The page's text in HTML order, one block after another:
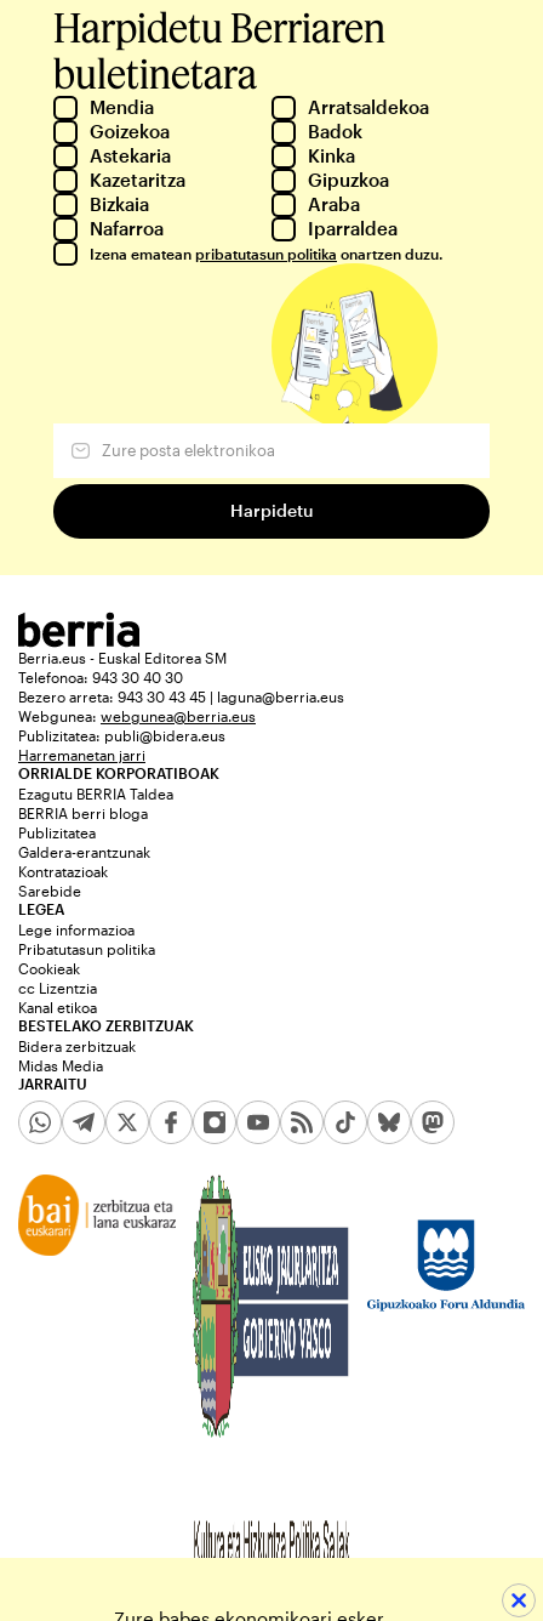
Harpidetu Berriaren
buletinetara
Mendia
Arratsaldekoa
Goizekoa
Badok
Astekaria
Kinka
Kazetaritza
Gipuzkoa
Bizkaia
Araba
Nafarroa
Iparraldea
Izena ematean pribatutasun politika onartzen duzu.
Berria.eus - Euskal Editorea SM
Telefonoa: 943 30 40 30
Bezero arreta: 943 30 43 45 | laguna@berria.eus
Webgunea: webgunea@berria.eus
Publizitatea: publi@bidera.eus
Harremanetan jarri
ORRIALDE KORPORATIBOAK
Ezagutu BERRIA Taldea
BERRIA berri bloga
Publizitatea
Galdera-erantzunak
Kontratazioak
Sarebide
JARRAITU
LEGEA
Lege informazioa
Pribatutasun politika
Cookieak
cc Lizentzia
Kanal etikoa
BESTELAKO ZERBITZUAK
Bidera zerbitzuak
Midas Media